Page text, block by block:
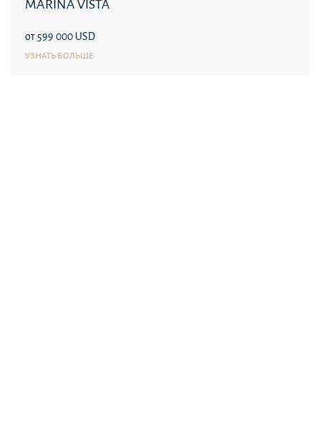
MARINA VISTA
от 599 000 USD
УЗНАТЬ БОЛЬШЕ